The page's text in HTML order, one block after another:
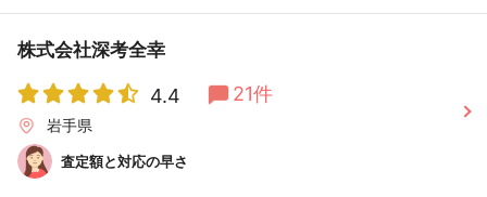
株式会社深考全幸
4.4 21件
岩手県
査定額と対応の早さ